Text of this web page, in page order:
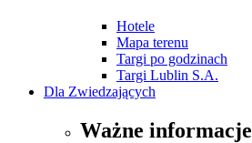
Hotele
Mapa terenu
Targi po godzinach
Targi Lublin S.A.
Dla Zwiedzających
Ważne informacje